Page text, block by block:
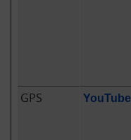
GPS YouTube